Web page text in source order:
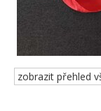
zobrazit přehled